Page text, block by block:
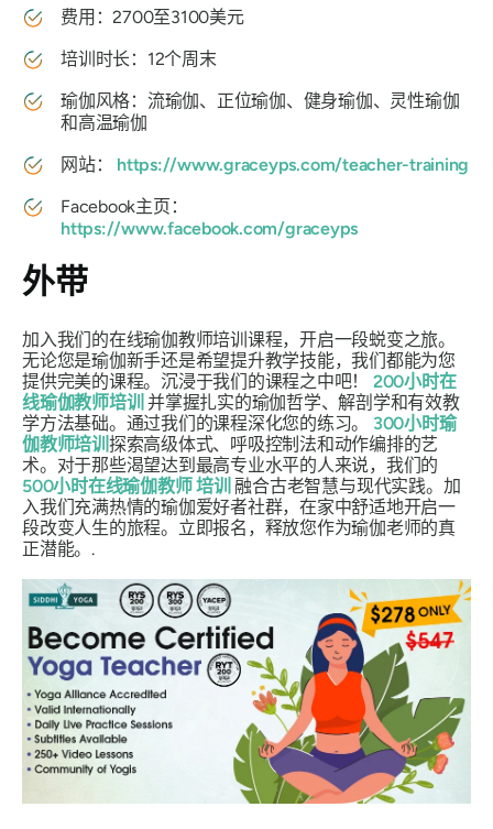
费用：2700至3100美元
培训时长：12个周末
瑜伽风格：流瑜伽、正位瑜伽、健身瑜伽、灵性瑜伽
和高温瑜伽
网站： https://www.graceyps.com/teacher-training
Facebook主页：
https://www.facebook.com/graceyps
外带
加入我们的在线瑜伽教师培训课程，开启一段蜕变之旅。
无论您是瑜伽新手还是希望提升教学技能，我们都能为您
提供完美的课程。沉浸于我们的课程之中吧！ 200小时在
线瑜伽教师培训 并掌握扎实的瑜伽哲学、解剖学和有效教
学方法基础。通过我们的课程深化您的练习。 300小时瑜
伽教师培训 探索高级体式、呼吸控制法和动作编排的艺
术。对于那些渴望达到最高专业水平的人来说，我们的
500小时在线瑜伽教师培训 融合古老智慧与现代实践。加
入我们充满热情的瑜伽爱好者社群，在家中舒适地开启一
段改变人生的旅程。立即报名，释放您作为瑜伽老师的真
正潜能。.